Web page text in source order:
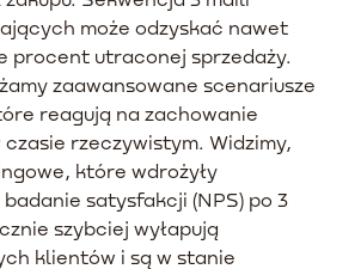
może odzyskać nawet
procent utraconej sprzedaży.
zaawansowane scenariusze
reagują na zachowanie
rzeczywistym. Widzimy,
które wdrożyły
satysfakcji (NPS) po 3
szybciej wyłapują
klientów i są w stanie